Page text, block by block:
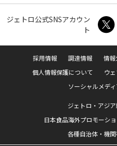
ジェトロ公式SNSアカウン
ト
採用情報 調達情報 情報
個人情報保護について
ウ
ソーシャルメデ
ジェトロ・アジ
日本食品海外プロモーショ
各種自治体・機